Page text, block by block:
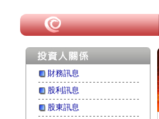
財務訊息
股利訊息
股東訊息